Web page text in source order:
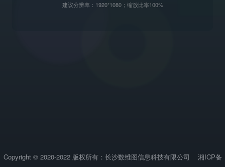
建议分辨率：1920*1080；缩放比率100%
Copyright © 2020-2022 版权所有：长沙数维图信息科技有限公司 湘ICP备